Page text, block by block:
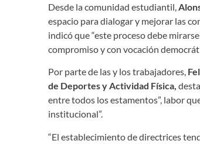
Desde la comunidad estudiantil,
espacio para dialogar y mejorar las
indicó que “este proceso debe
compromiso y con vocación
Por parte de las y los trabajadores,
de Deportes y Actividad Física,
entre todos los estamentos”, labor
institucional”.
“El establecimiento de directrices